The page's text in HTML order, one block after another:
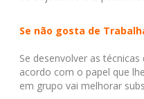
Se não gosta de
Se desenvolver as
acordo com o papel que
em grupo vai melhorar